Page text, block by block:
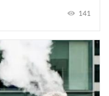
141